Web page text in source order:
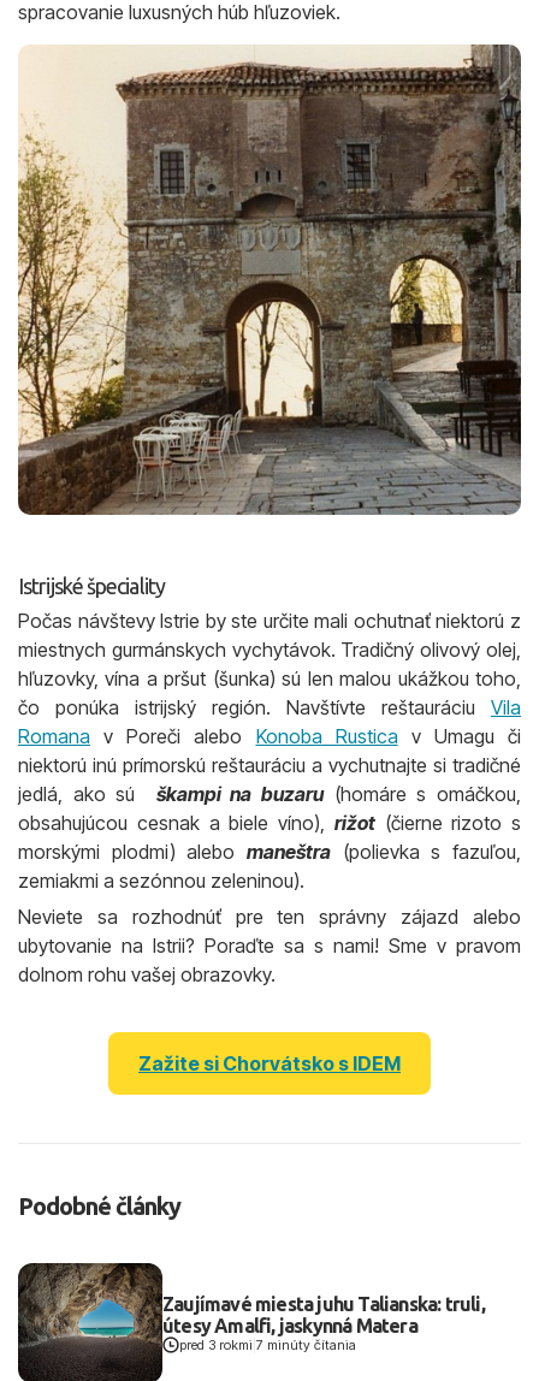
spracovanie luxusných húb hľuzoviek.
Istrijské špeciality
Počas návštevy Istrie by ste určite mali ochutnať niektorú z
miestnych gurmánskych vychytávok. Tradičný olivový olej,
hľuzovky, vína a pršut (šunka) sú len malou ukážkou toho,
čo ponúka istrijský región. Navštívte reštauráciu Vila
Romana v Poreči alebo Konoba Rustica v Umagu či
niektorú inú prímorskú reštauráciu a vychutnajte si tradičné
jedlá, ako sú škampi na buzaru(homáre s omáčkou,
obsahujúcou cesnak a biele víno), rižot(čierne rizoto s
morskými plodmi) alebo maneštra (polievka s fazuľou,
zemiakmi a sezónnou zeleninou).
Neviete sa rozhodnúť pre ten správny zájazd alebo
ubytovanie na Istrii? Poraďte sa s nami! Sme v pravom
dolnom rohu vašej obrazovky.
Zažite si Chorvátsko s IDEM
Podobné články
Zaujímavé miesta juhu Talianska: truli,
útesy Amalfi, jaskynná Matera
pred 3 rokmi |7 minúty čítania